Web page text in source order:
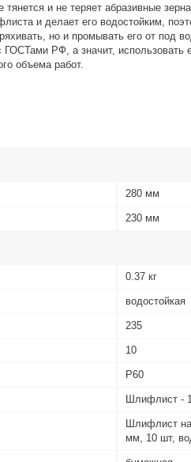
тянется и не теряет абразивные
и делает его водостойким,
но и промывать его от под
ГОСТами РФ, а значит,
объема работ.
280 мм
230 мм
0.37 кг
водостойкая
235
10
P60
Шлифлист -
Шлифлист
мм, 10 шт,